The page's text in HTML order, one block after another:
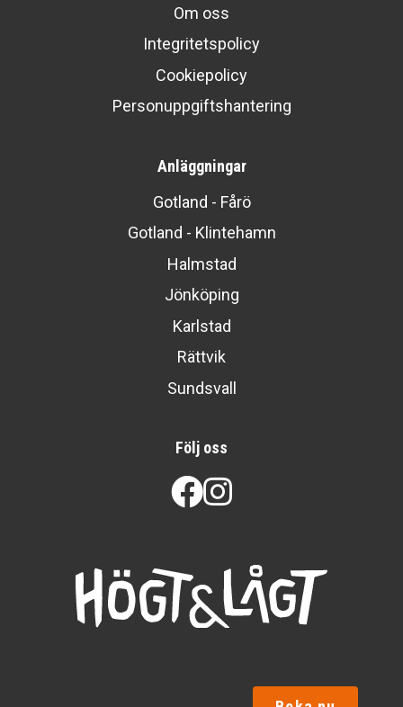
Om oss
Integritetspolicy
Cookiepolicy
Personuppgiftshantering
Anläggningar
Gotland - Fårö
Gotland - Klintehamn
Halmstad
Jönköping
Karlstad
Rättvik
Sundsvall
Följ oss
Facebook
Instagram